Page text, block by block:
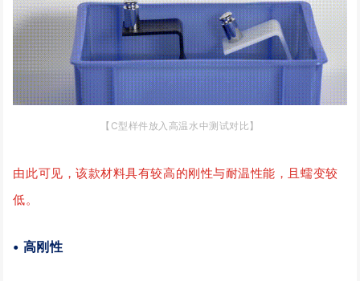
【C型样件放入高温水中测试对比】
由此可见，该款材料具有较高的刚性与耐温性能，且蠕变较
低。
• 高刚性